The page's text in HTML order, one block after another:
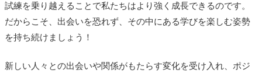
試練を乗り越えることで私たちはより強く成長できるのです。
だからこそ、出会いを恐れず、その中にある学びを楽しむ姿勢
を持ち続けましょう！
新しい人々との出会いや関係がもたらす変化を受け入れ、ポジ